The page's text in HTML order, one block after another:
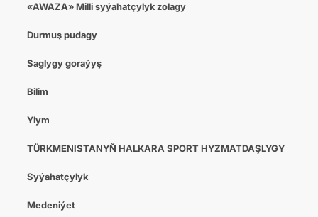
«AWAZA» Milli syýahatçylyk zolagy
Durmuş pudagy
Saglygy goraýyş
Bilim
Ylym
TÜRKMENISTANYŇ HALKARA SPORT HYZMATDAŞLYGY
Syýahatçylyk
Medeniýet